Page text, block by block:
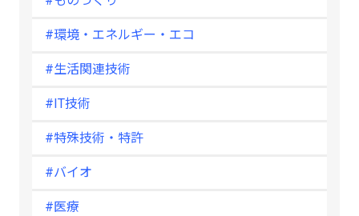
#環境・エネルギー・エコ
#生活関連技術
#IT技術
#特殊技術・特許
#バイオ
#医療